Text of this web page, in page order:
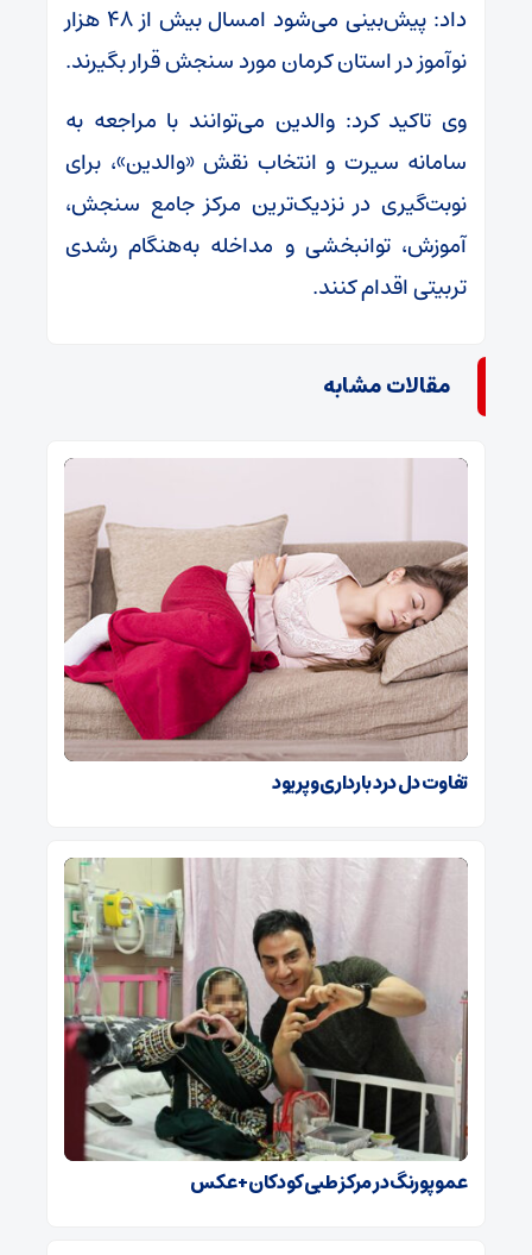
داد: پیش‌بینی می‌شود امسال بیش از ۴۸ هزار
نوآموز در استان کرمان مورد سنجش قرار بگیرند.
وی تاکید کرد: والدین می‌توانند با مراجعه به
سامانه سیرت و انتخاب نقش «والدین»، برای
نوبت‌گیری در نزدیک‌ترین مرکز جامع سنجش،
آموزش، توانبخشی و مداخله به‌هنگام رشدی
تربیتی اقدام کنند.
مقالات مشابه
تفاوت دل درد بارداری و پریود
عمو پورنگ در مرکز طبی کودکان+ عکس